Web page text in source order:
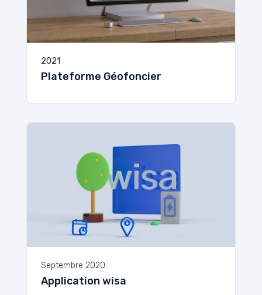
2021
Plateforme Géofoncier
Septembre 2020
Application wisa